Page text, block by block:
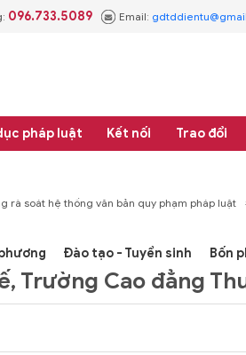
096.733.5089 Email:
pháp luật Kết nối Trao đổi
phạm pháp luật #Thực học - Thực nghiệp
Đào tạo - Tuyển sinh Bốn
Trường Cao đẳng